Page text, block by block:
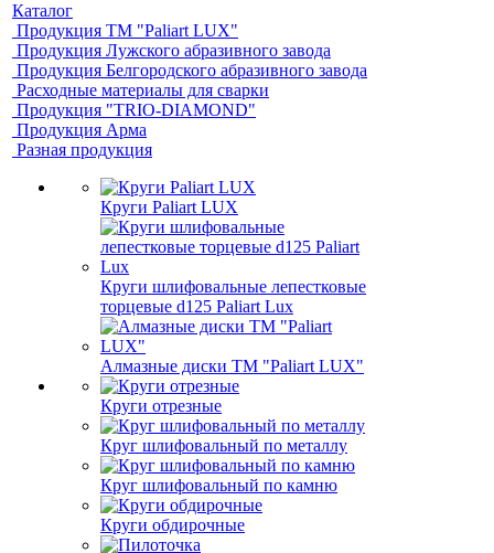
Каталог
Продукция ТМ "Paliart LUX"
Продукция Лужского абразивного завода
Продукция Белгородского абразивного завода
Расходные материалы для сварки
Продукция "TRIO-DIAMOND"
Продукция Арма
Разная продукция
Круги Paliart LUX
Круги шлифовальные лепестковые
торцевые d125 Paliart Lux
Алмазные диски ТМ "Paliart LUX"
Круги отрезные
Круг шлифовальный по металлу
Круг шлифовальный по камню
Круги обдирочные